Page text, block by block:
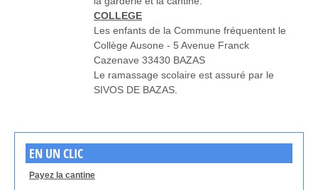
COLLEGE
Les enfants de la Commune fréquentent le
Collège Ausone - 5 Avenue Franck
Cazenave 33430 BAZAS
Le ramassage scolaire est assuré par le
SIVOS DE BAZAS.
EN UN CLIC
Payez la cantine